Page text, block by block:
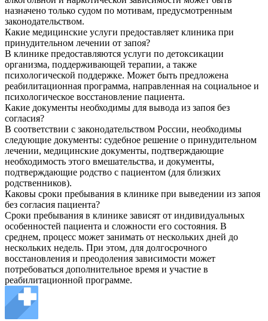
назначено только судом по мотивам, предусмотренным
законодательством.
Какие медицинские услуги предоставляет клиника при
принудительном лечении от запоя?
В клинике предоставляются услуги по детоксикации
организма, поддерживающей терапии, а также
психологической поддержке. Может быть предложена
реабилитационная программа, направленная на социальное и
психологическое восстановление пациента.
Какие документы необходимы для вывода из запоя без
согласия?
В соответствии с законодательством России, необходимы
следующие документы: судебное решение о принудительном
лечении, медицинские документы, подтверждающие
необходимость этого вмешательства, и документы,
подтверждающие родство с пациентом (для близких
родственников).
Каковы сроки пребывания в клинике при выведении из запоя
без согласия пациента?
Сроки пребывания в клинике зависят от индивидуальных
особенностей пациента и сложности его состояния. В
среднем, процесс может занимать от нескольких дней до
нескольких недель. При этом, для долгосрочного
восстановления и преодоления зависимости может
потребоваться дополнительное время и участие в
реабилитационной программе.